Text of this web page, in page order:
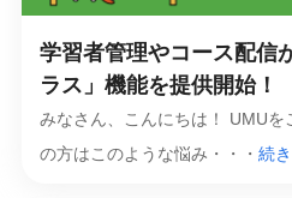
学習者管理やコース配信
ラス」機能を提供開始！
みなさん、こんにちは！ UMUを
の方はこのような悩み・・・ 続